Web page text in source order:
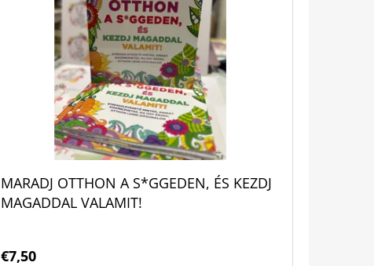
MARADJ OTTHON A S*GGEDEN, ÉS KEZDJ
MAGADDAL VALAMIT!
€7,50